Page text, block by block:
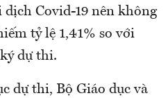
Covid-19 nên không
tỷ lệ 1,41% so với
dự thi.
dự thi, Bộ Giáo dục và